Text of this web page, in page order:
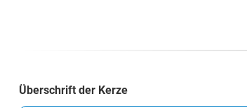
Überschrift der Kerze